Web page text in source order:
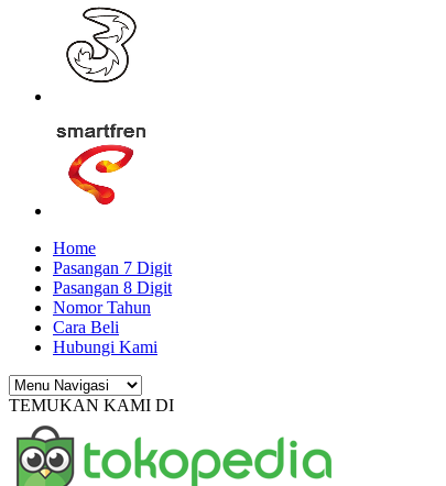
Home
Pasangan 7 Digit
Pasangan 8 Digit
Nomor Tahun
Cara Beli
Hubungi Kami
TEMUKAN KAMI DI